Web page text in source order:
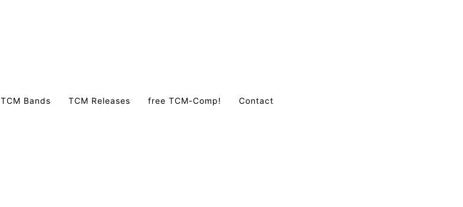
TCM Bands TCM Releases free TCM-Comp! Contact